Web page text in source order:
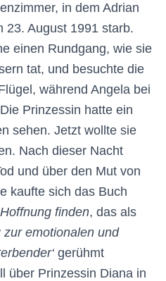
in dem Adrian
23. August 1991 starb.
einen Rundgang, wie sie
tat, und besuchte die
während Angela bei
Prinzessin hatte ein
sehen. Jetzt wollte sie
Nach dieser Nacht
und über den Mut von
kaufte sich das Buch
finden, das als
zur emotionalen und
gerühmt
Prinzessin Diana in